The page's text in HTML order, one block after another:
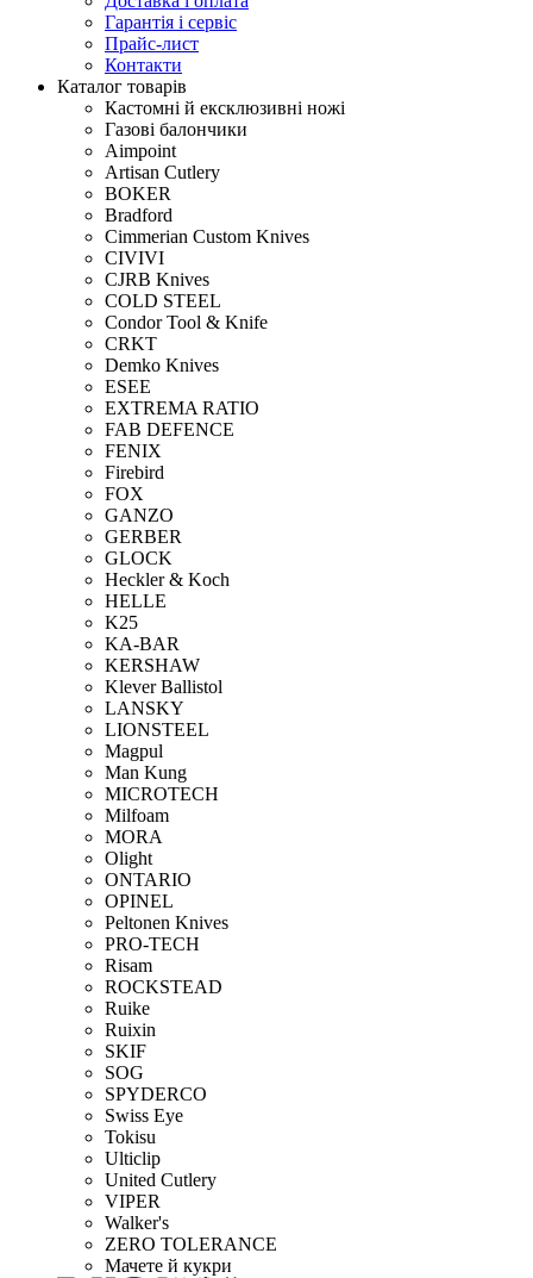
Гарантія і сервіс
Прайс-лист
Контакти
Каталог товарів
Кастомні й ексклюзивні ножі
Газові балончики
Aimpoint
Artisan Cutlery
BOKER
Bradford
Cimmerian Custom Knives
CIVIVI
CJRB Knives
COLD STEEL
Condor Tool & Knife
CRKT
Demko Knives
ESEE
EXTREMA RATIO
FAB DEFENCE
FENIX
Firebird
FOX
GANZO
GERBER
GLOCK
Heckler & Koch
HELLE
K25
KA-BAR
KERSHAW
Klever Ballistol
LANSKY
LIONSTEEL
Magpul
Man Kung
MICROTECH
Milfoam
MORA
Olight
ONTARIO
OPINEL
Peltonen Knives
PRO-TECH
Risam
ROCKSTEAD
Ruike
Ruixin
SKIF
SOG
SPYDERCO
Swiss Eye
Tokisu
Ulticlip
United Cutlery
VIPER
Walker's
ZERO TOLERANCE
Мачете й кукри